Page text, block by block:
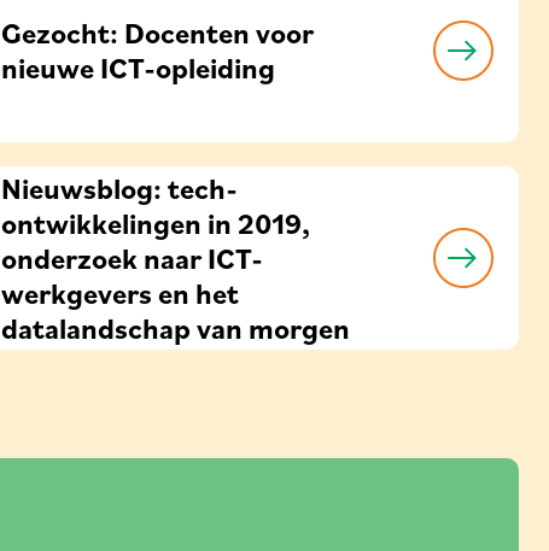
Gezocht: Docenten voor
nieuwe ICT-opleiding
Nieuwsblog: tech-
ontwikkelingen in 2019,
onderzoek naar ICT-
werkgevers en het
datalandschap van morgen